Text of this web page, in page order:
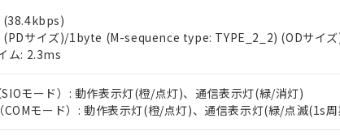
(38.4kbps)
サイズ)/1byte (M-sequence type: TYPE_2_2) (ODサイ
ム: 2.3ms
モード）: 動作表示灯(橙/点灯)、通信表示灯(緑/消灯)
モード）: 動作表示灯(橙/点灯)、通信表示灯(緑/点滅(1s
用条件
応状況
対応済み：EU RoHS指令（10物質）の非含有に対応した製品が
予定：EU RoHS指令（10物質）の非含有に対応した製品に切
予定なし：EU RoHS指令（10物質）の非含有に非対応の商品
・確認中：EU RoHS指令（10物質）の非含有の対応状況を調
当品：ライセンス料など無形物で、有害物質有無と関係のない
先様の事情により、非含有部品としていたものが、含有品と
中国RoHS○×表